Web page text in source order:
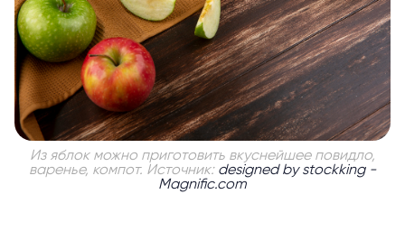
Из яблок можно приготовить вкуснейшее повидло,
варенье, компот. Источник: designed by stockking -
Magnific.com